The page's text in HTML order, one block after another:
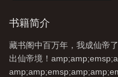
了最新 我成仙帝了
读 藏书阁读书30年出道以无敌
读 在藏书阁签到百年的 我
书籍简介
藏书阁中百万年，我成仙帝
出仙帝境！